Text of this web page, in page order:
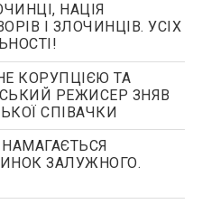
НАЦІЯ
І ЗЛОЧИНЦІВ. УСІХ
КОРУПЦІЄЮ ТА
РЕЖИСЕР ЗНЯВ
СПІВАЧКИ
ЗАЛУЖНОГО.